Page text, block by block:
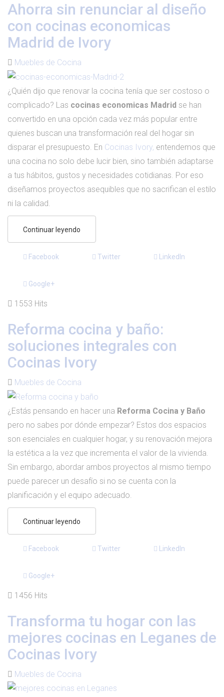
Ahorra sin renunciar al diseño
con cocinas economicas
Madrid de Ivory
Muebles de Cocina
¿Quién dijo que renovar la cocina tenía que ser costoso o
complicado? Las cocinas economicas Madrid se han
convertido en una opción cada vez más popular entre
quienes buscan una transformación real del hogar sin
disparar el presupuesto. En Cocinas Ivory, entendemos que
una cocina no solo debe lucir bien, sino también adaptarse
a tus hábitos, gustos y necesidades cotidianas. Por eso
diseñamos proyectos asequibles que no sacrifican el estilo
ni la calidad.
Continuar leyendo
Facebook Twitter LinkedIn
Google+
1553 Hits
Reforma cocina y baño:
soluciones integrales con
Cocinas Ivory
Muebles de Cocina
¿Estás pensando en hacer una Reforma Cocina y Baño
pero no sabes por dónde empezar? Estos dos espacios
son esenciales en cualquier hogar, y su renovación mejora
la estética a la vez que incrementa el valor de la vivienda.
Sin embargo, abordar ambos proyectos al mismo tiempo
puede parecer un desafío si no se cuenta con la
planificación y el equipo adecuado.
Continuar leyendo
Facebook Twitter LinkedIn
Google+
1456 Hits
Transforma tu hogar con las
mejores cocinas en Leganes de
Cocinas Ivory
Muebles de Cocina